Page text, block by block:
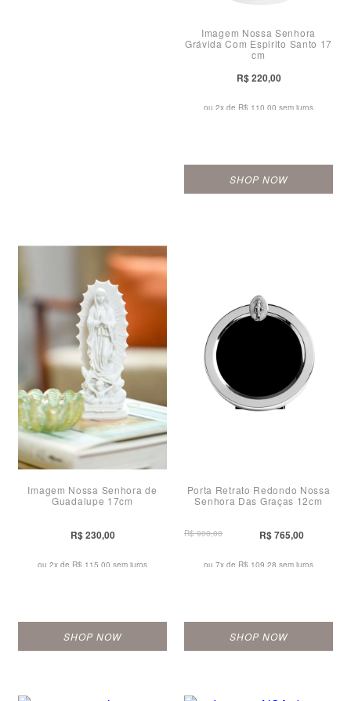
Imagem Nossa Senhora
Grávida Com Espirito Santo 17
cm
R$ 220,00
ou 2x de R$ 110,00 sem juros
SHOP NOW
Imagem Nossa Senhora de
Guadalupe 17cm
R$ 230,00
ou 2x de R$ 115,00 sem juros
SHOP NOW
Porta Retrato Redondo Nossa
Senhora Das Graças 12cm
R$ 900,00 R$ 765,00
ou 7x de R$ 109,28 sem juros
SHOP NOW